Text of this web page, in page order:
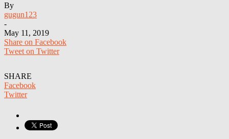
By
gugun123
-
May 11, 2019
Share on Facebook
Tweet on Twitter
SHARE
Facebook
Twitter